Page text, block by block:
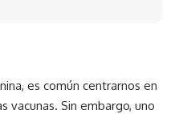
, es común centrarnos en
vacunas. Sin embargo, uno